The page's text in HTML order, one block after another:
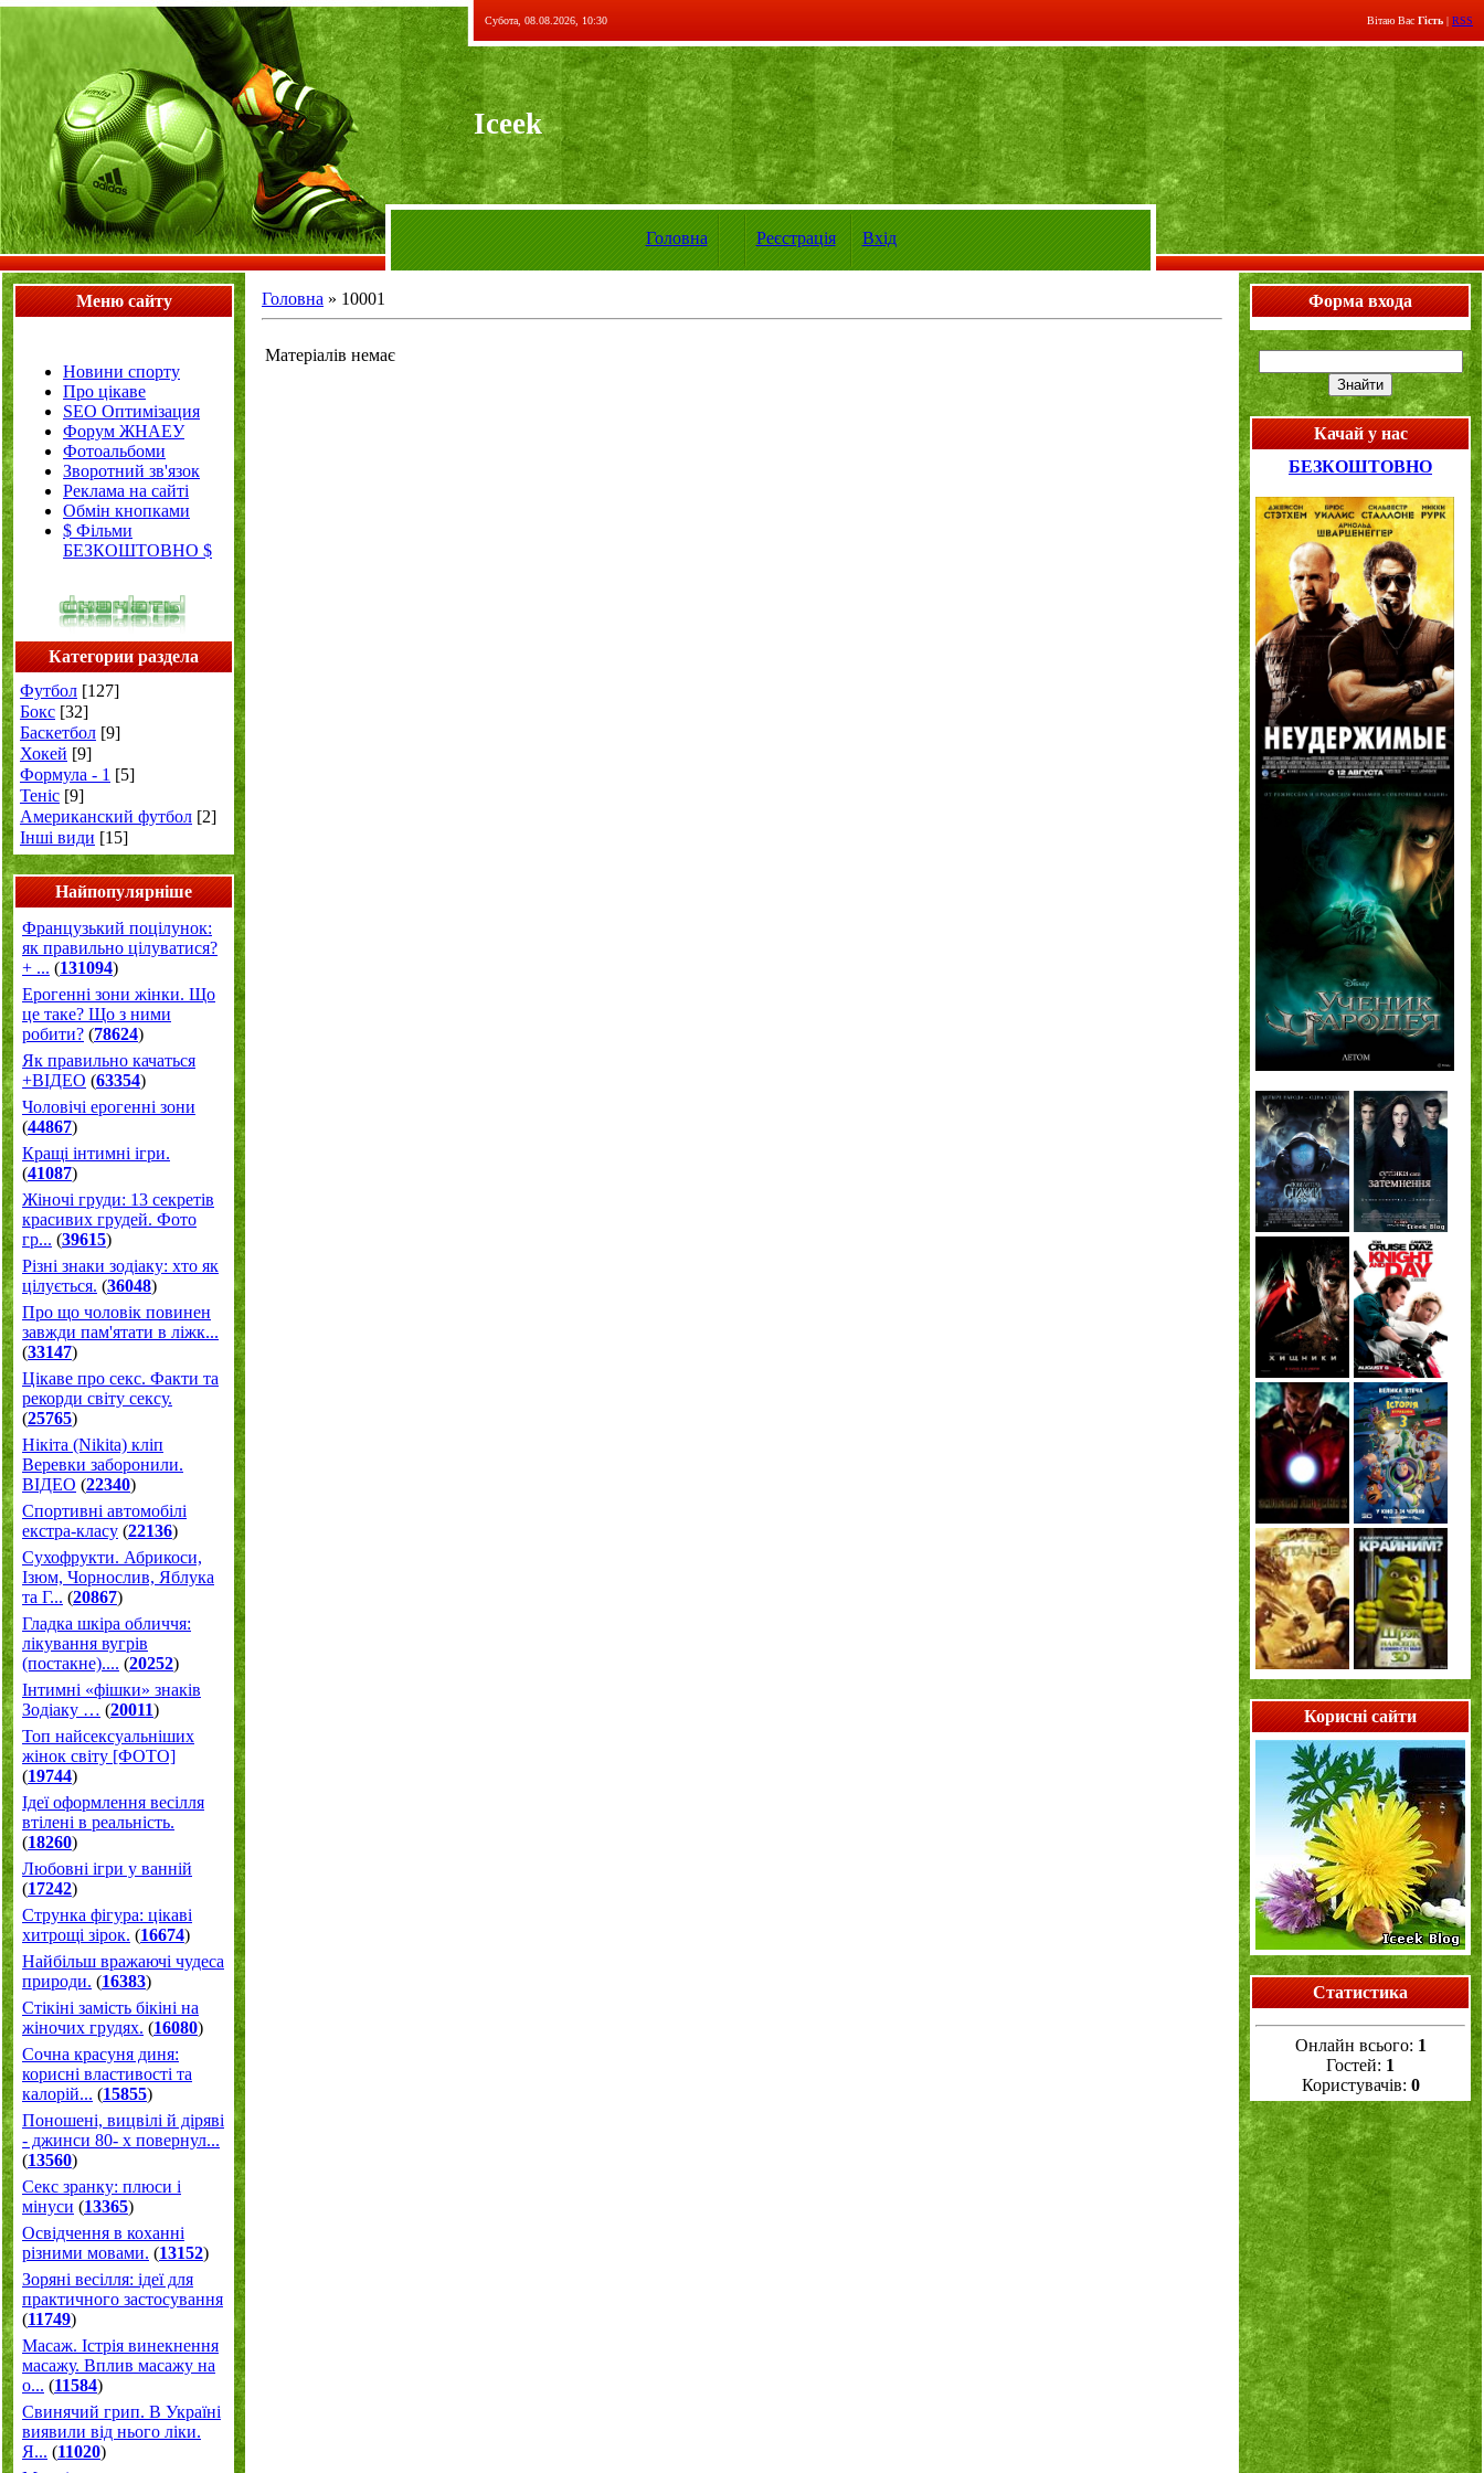
Субота, 08.08.2026, 10:30 Вітаю Вас Гість | RSS
Iceek
Головна Реєстрація Вхід
Меню сайту
Новини спорту
Про цікаве
SEO Оптимізация
Форум ЖНАЕУ
Фотоальбоми
Зворотний зв'язок
Реклама на сайті
Обмін кнопками
$ Фільми
БЕЗКОШТОВНО $
Категории раздела
Футбол [127]
Бокс [32]
Баскетбол [9]
Хокей [9]
Формула - 1 [5]
Теніс [9]
Американский футбол [2]
Інші види [15]
Найпопулярніше
Французький поцілунок:
як правильно цілуватися?
+ ... (131094)
Ерогенні зони жінки. Що
це таке? Що з ними
робити? (78624)
Як правильно качаться
+ВІДЕО (63354)
Чоловічі ерогенні зони
(44867)
Кращі інтимні ігри.
(41087)
Жіночі груди: 13 секретів
красивих грудей. Фото
гр... (39615)
Різні знаки зодіаку: хто як
цілується. (36048)
Про що чоловік повинен
завжди пам'ятати в ліжк...
(33147)
Цікаве про секс. Факти та
рекорди світу сексу.
(25765)
Нікіта (Nikita) кліп
Веревки заборонили.
ВІДЕО (22340)
Спортивні автомобілі
екстра-класу (22136)
Cухофрукти. Абрикоси,
Ізюм, Чорнослив, Яблука
та Г... (20867)
Гладка шкіра обличчя:
лікування вугрів
(постакне).... (20252)
Інтимні «фішки» знаків
Зодіаку … (20011)
Топ найсексуальніших
жінок світу [ФОТО]
(19744)
Ідеї оформлення весілля
втілені в реальність.
(18260)
Любовні ігри у ванній
(17242)
Струнка фігура: цікаві
хитрощі зірок. (16674)
Найбільш вражаючі чудеса
природи. (16383)
Стікіні замість бікіні на
жіночих грудях. (16080)
Сочна красуня диня:
корисні властивості та
калорій... (15855)
Поношені, вицвілі й діряві
- джинси 80- х повернул...
(13560)
Секс зранку: плюси і
мінуси (13365)
Освідчення в коханні
різними мовами. (13152)
Зоряні весілля: ідеї для
практичного застосування
(11749)
Масаж. Істрія винекнення
масажу. Вплив масажу на
о... (11584)
Свинячий грип. В Україні
виявили від нього ліки.
Я... (11020)
Головна » 10001
Матеріалів немає
Форма входа
Качай у нас
БЕЗКОШТОВНО
Корисні сайти
Статистика
Онлайн всього: 1
Гостей: 1
Користувачів: 0